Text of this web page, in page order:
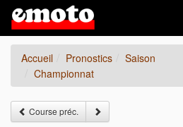
Accueil Pronostics
Saison
Championnat
Course préc.